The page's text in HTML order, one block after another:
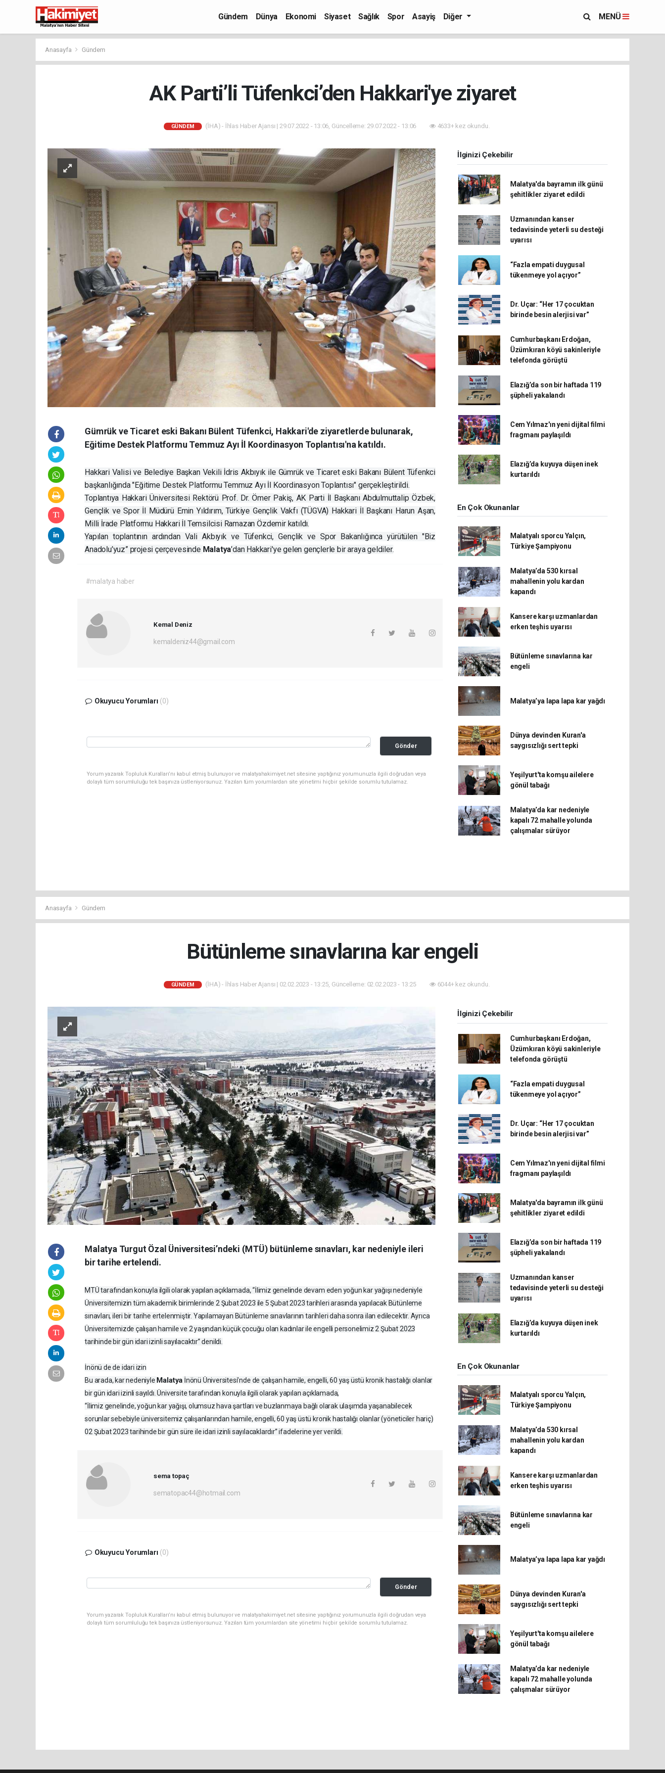
Gündem Dünya Ekonomi Siyaset Sağlık Spor Asayiş Diğer MENÜ
Anasayfa Gündem
AK Parti’li Tüfenkci’den Hakkari'ye ziyaret
GÜNDEM (İHA) - İhlas Haber Ajansı | 29.07.2022 - 13:06, Güncelleme: 29.07.2022 - 13:06 4633+ kez okundu.
Gümrük ve Ticaret eski Bakanı Bülent Tüfenkci, Hakkari'de ziyaretlerde bulunarak,
Eğitime Destek Platformu Temmuz Ayı İl Koordinasyon Toplantısı'na katıldı.
Hakkari Valisi ve Belediye Başkan Vekili İdris Akbıyık ile Gümrük ve Ticaret eski Bakanı Bülent Tüfenkci
başkanlığında "Eğitime Destek Platformu Temmuz Ayı İl Koordinasyon Toplantısı" gerçekleştirildi.
Toplantıya Hakkari Üniversitesi Rektörü Prof. Dr. Ömer Pakiş, AK Parti İl Başkanı Abdulmuttalip Özbek,
Gençlik ve Spor İl Müdürü Emin Yıldırım, Türkiye Gençlik Vakfı (TÜGVA) Hakkari İl Başkanı Harun Aşan,
Milli İrade Platformu Hakkari İl Temsilcisi Ramazan Özdemir katıldı.
Yapılan toplantının ardından Vali Akbıyık ve Tüfenkci, Gençlik ve Spor Bakanlığınca yürütülen "Biz
Anadolu’yuz” projesi çerçevesinde Malatya’dan Hakkari'ye gelen gençlerle bir araya geldiler.
#malatya haber
Kemal Deniz
kemaldeniz44@gmail.com
Okuyucu Yorumları (0)
Gönder
Yorum yazarak Topluluk Kuralları’nı kabul etmiş bulunuyor ve malatyahakimiyet.net sitesine yaptığınız yorumunuzla ilgili doğrudan veya
dolaylı tüm sorumluluğu tek başınıza üstleniyorsunuz. Yazılan tüm yorumlardan site yönetimi hiçbir şekilde sorumlu tutulamaz.
İlginizi Çekebilir
Malatya'da bayramın ilk günü
şehitlikler ziyaret edildi
Uzmanından kanser
tedavisinde yeterli su desteği
uyarısı
“Fazla empati duygusal
tükenmeye yol açıyor”
Dr. Uçar: “Her 17 çocuktan
birinde besin alerjisi var”
Cumhurbaşkanı Erdoğan,
Üzümkıran köyü sakinleriyle
telefonda görüştü
Elazığ’da son bir haftada 119
şüpheli yakalandı
Cem Yılmaz'ın yeni dijital filmi
fragmanı paylaşıldı
Elazığ’da kuyuya düşen inek
kurtarıldı
En Çok Okunanlar
Malatyalı sporcu Yalçın,
Türkiye Şampiyonu
Malatya’da 530 kırsal
mahallenin yolu kardan
kapandı
Kansere karşı uzmanlardan
erken teşhis uyarısı
Bütünleme sınavlarına kar
engeli
Malatya’ya lapa lapa kar yağdı
Dünya devinden Kuran'a
saygısızlığı sert tepki
Yeşilyurt'ta komşu ailelere
gönül tabağı
Malatya’da kar nedeniyle
kapalı 72 mahalle yolunda
çalışmalar sürüyor
Anasayfa Gündem
Bütünleme sınavlarına kar engeli
GÜNDEM (İHA) - İhlas Haber Ajansı | 02.02.2023 - 13:25, Güncelleme: 02.02.2023 - 13:25 6044+ kez okundu.
Malatya Turgut Özal Üniversitesi’ndeki (MTÜ) bütünleme sınavları, kar nedeniyle ileri
bir tarihe ertelendi.
MTÜ tarafından konuyla ilgili olarak yapılan açıklamada, “İlimiz genelinde devam eden yoğun kar yağışı nedeniyle
Üniversitemizin tüm akademik birimlerinde 2 Şubat 2023 ile 5 Şubat 2023 tarihleri arasında yapılacak Bütünleme
sınavları, ileri bir tarihe ertelenmiştir. Yapılamayan Bütünleme sınavlarının tarihleri daha sonra ilan edilecektir. Ayrıca
Üniversitemizde çalışan hamile ve 2 yaşından küçük çocuğu olan kadınlar ile engelli personelimiz 2 Şubat 2023
tarihinde bir gün idari izinli sayılacaktır” denildi.
İnönü de de idari izin
Bu arada, kar nedeniyle Malatya İnönü Üniversitesi’nde de çalışan hamile, engelli, 60 yaş üstü kronik hastalığı olanlar
bir gün idari izinli sayıldı. Üniversite tarafından konuyla ilgili olarak yapılan açıklamada,
“İlimiz genelinde, yoğun kar yağışı, olumsuz hava şartları ve buzlanmaya bağlı olarak ulaşımda yaşanabilecek
sorunlar sebebiyle üniversitemiz çalışanlarından hamile, engelli, 60 yaş üstü kronik hastalığı olanlar (yöneticiler hariç)
02 Şubat 2023 tarihinde bir gün süre ile idari izinli sayılacaklardır” ifadelerine yer verildi.
sema topaç
sematopac44@hotmail.com
Okuyucu Yorumları (0)
Gönder
Yorum yazarak Topluluk Kuralları’nı kabul etmiş bulunuyor ve malatyahakimiyet.net sitesine yaptığınız yorumunuzla ilgili doğrudan veya
dolaylı tüm sorumluluğu tek başınıza üstleniyorsunuz. Yazılan tüm yorumlardan site yönetimi hiçbir şekilde sorumlu tutulamaz.
İlginizi Çekebilir
Cumhurbaşkanı Erdoğan,
Üzümkıran köyü sakinleriyle
telefonda görüştü
“Fazla empati duygusal
tükenmeye yol açıyor”
Dr. Uçar: “Her 17 çocuktan
birinde besin alerjisi var”
Cem Yılmaz'ın yeni dijital filmi
fragmanı paylaşıldı
Malatya'da bayramın ilk günü
şehitlikler ziyaret edildi
Elazığ’da son bir haftada 119
şüpheli yakalandı
Uzmanından kanser
tedavisinde yeterli su desteği
uyarısı
Elazığ’da kuyuya düşen inek
kurtarıldı
En Çok Okunanlar
Malatyalı sporcu Yalçın,
Türkiye Şampiyonu
Malatya’da 530 kırsal
mahallenin yolu kardan
kapandı
Kansere karşı uzmanlardan
erken teşhis uyarısı
Bütünleme sınavlarına kar
engeli
Malatya’ya lapa lapa kar yağdı
Dünya devinden Kuran'a
saygısızlığı sert tepki
Yeşilyurt'ta komşu ailelere
gönül tabağı
Malatya’da kar nedeniyle
kapalı 72 mahalle yolunda
çalışmalar sürüyor